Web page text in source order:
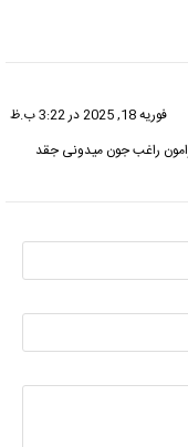
فوریه 18, 2025 در 3:22 ب.ظ
راغب جون میدونی جقد